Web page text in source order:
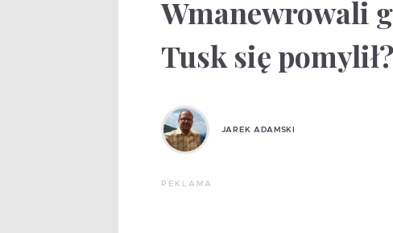
Wmanewrowali
Tusk się pomylił?
JAREK ADAMSKI
REKLAMA